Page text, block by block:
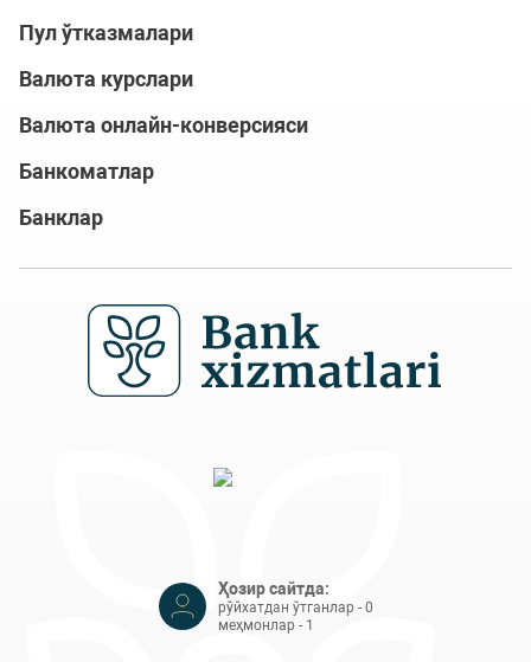
Пул ўтказмалари
Валюта курслари
Валюта онлайн-конверсияси
Банкоматлар
Банклар
Ҳозир сайтда:
рўйхатдан ўтганлар - 0
меҳмонлар - 1